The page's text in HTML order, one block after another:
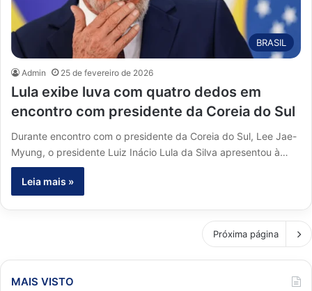
BRASIL
Admin 25 de fevereiro de 2026
Lula exibe luva com quatro dedos em
encontro com presidente da Coreia do Sul
Durante encontro com o presidente da Coreia do Sul, Lee Jae-
Myung, o presidente Luiz Inácio Lula da Silva apresentou à…
Leia mais »
Próxima página
MAIS VISTO